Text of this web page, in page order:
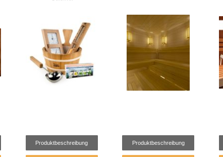
Produktbeschreibung Produktbeschreibung